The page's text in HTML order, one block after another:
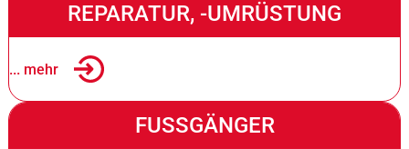
REPARATUR, -UMRÜSTUNG
... mehr
FUSSGÄNGER